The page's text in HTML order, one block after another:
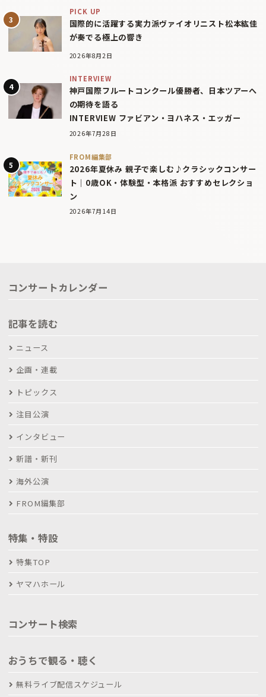
PICK UP
国際的に活躍する実力派ヴァイオリニスト松本紘佳
が奏でる極上の響き
2026年8月2日
INTERVIEW
神戸国際フルートコンクール優勝者、日本ツアーへ
の期待を語る
INTERVIEW ファビアン・ヨハネス・エッガー
2026年7月28日
FROM編集部
2026年夏休み 親子で楽しむ♪クラシックコンサー
ト｜0歳OK・体験型・本格派 おすすめセレクショ
ン
2026年7月14日
コンサートカレンダー
記事を読む
ニュース
企画・連載
トピックス
注目公演
インタビュー
新譜・新刊
海外公演
FROM編集部
特集・特設
特集TOP
ヤマハホール
コンサート検索
おうちで観る・聴く
無料ライブ配信スケジュール